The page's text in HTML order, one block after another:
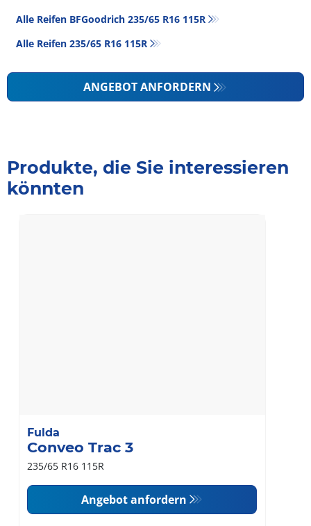
Alle Reifen BFGoodrich 235/65 R16 115R
Alle Reifen‎ 235/65 R16 115R
ANGEBOT ANFORDERN
Produkte, die Sie interessieren
könnten
Fulda
Conveo Trac 3
235/65 R16 115R
Angebot anfordern